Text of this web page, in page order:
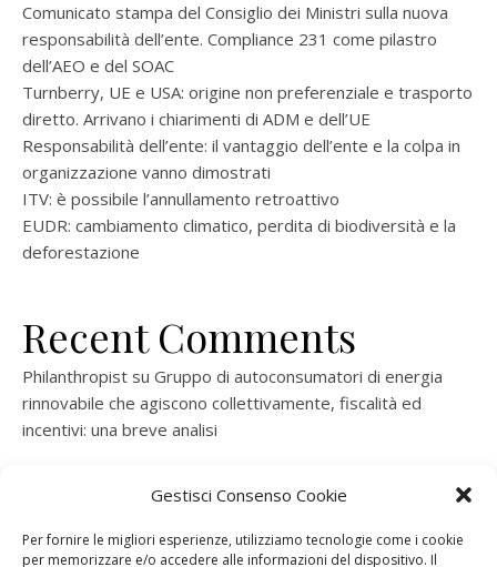
Gestisci Consenso Cookie
Per fornire le migliori esperienze, utilizziamo tecnologie come i cookie
per memorizzare e/o accedere alle informazioni del dispositivo. Il
Comunicato stampa del Consiglio dei Ministri sulla nuova
responsabilità dell’ente. Compliance 231 come pilastro
dell’AEO e del SOAC
Turnberry, UE e USA: origine non preferenziale e trasporto
diretto. Arrivano i chiarimenti di ADM e dell’UE
Responsabilità dell’ente: il vantaggio dell’ente e la colpa in
organizzazione vanno dimostrati
ITV: è possibile l’annullamento retroattivo
EUDR: cambiamento climatico, perdita di biodiversità e la
deforestazione
Recent Comments
Philanthropist su Gruppo di autoconsumatori di energia
rinnovabile che agiscono collettivamente, fiscalità ed
incentivi: una breve analisi
rinnovabile che agiscono collettivamente, fiscalità ed